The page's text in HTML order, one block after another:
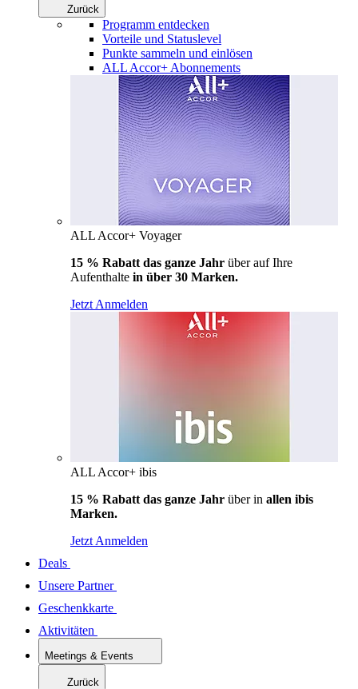
Zurück
Programm entdecken
Vorteile und Statuslevel
Punkte sammeln und einlösen
ALL Accor+ Abonnements
ALL Accor+ Voyager
15 % Rabatt das ganze Jahr über auf Ihre
Aufenthalte in über 30 Marken.
Jetzt Anmelden
ALL Accor+ ibis
15 % Rabatt das ganze Jahr über in allen ibis
Marken.
Jetzt Anmelden
Deals
Unsere Partner
Geschenkkarte
Aktivitäten
Meetings & Events
Zurück